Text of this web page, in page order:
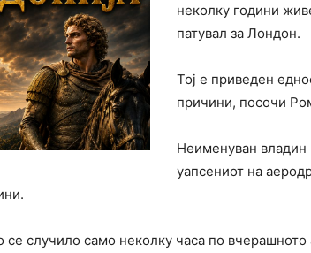
неколку години
патувал за Лондон.
Тој е приведен
причини, посочи
Неименуван владин
уапсениот на
се случило само неколку часа по